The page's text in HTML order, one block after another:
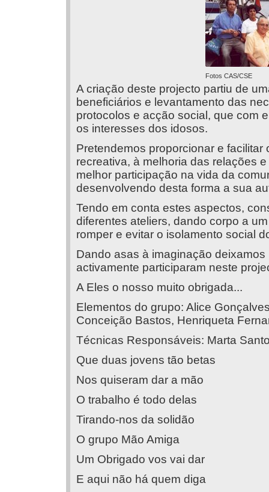
Fotos CAS/CSE
A criação deste projecto partiu de
beneficiários e levantamento das
protocolos e acção social, que com
os interesses dos idosos.
Pretendemos proporcionar e
recreativa, à melhoria das relações
melhor participação na vida da
desenvolvendo desta forma a sua
Tendo em conta estes aspectos,
diferentes ateliers, dando corpo a
romper e evitar o isolamento social
Dando asas à imaginação
activamente participaram neste
A Eles o nosso muito obrigada...
Elementos do grupo: Alice
Conceição Bastos, Henriqueta
Técnicas Responsáveis: Marta
Que duas jovens tão betas
Nos quiseram dar a mão
O trabalho é todo delas
Tirando-nos da solidão
O grupo Mão Amiga
Um Obrigado vos vai dar
E aqui não há quem diga